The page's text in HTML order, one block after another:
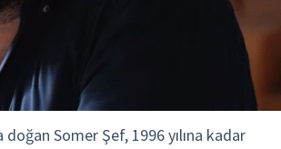
Somer Şef, 1996 yılına kadar